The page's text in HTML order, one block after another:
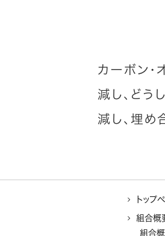
カーボン・
減し、どう
減し、埋め
トップ
組合概
組合